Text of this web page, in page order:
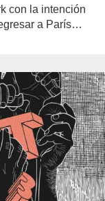
con la intención
a París…